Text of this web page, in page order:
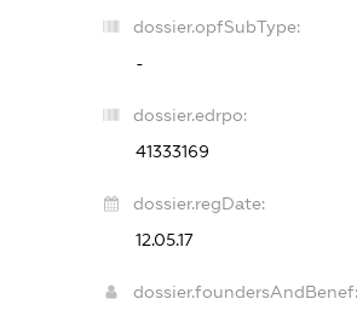
dossier.opfSubType:
-
dossier.edrpo:
41333169
dossier.regDate:
12.05.17
dossier.foundersAndBenef: